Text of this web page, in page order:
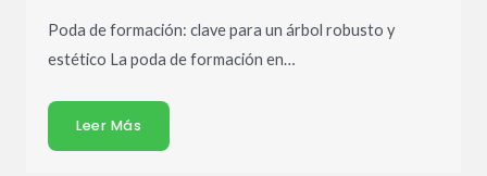
Poda de formación: clave para un árbol robusto y
estético La poda de formación en…
Leer Más